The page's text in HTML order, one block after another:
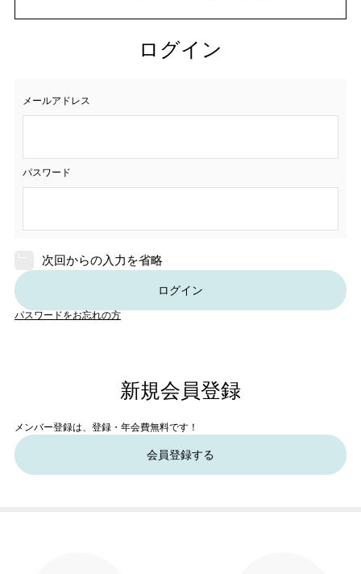
ログイン
メールアドレス
パスワード
次回からの入力を省略
ログイン
パスワードをお忘れの方
新規会員登録
メンバー登録は、登録・年会費無料です！
会員登録する